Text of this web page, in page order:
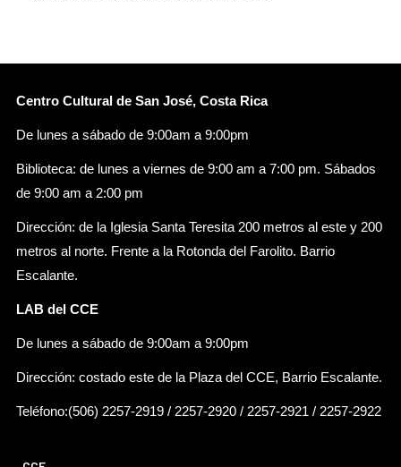
Centro Cultural de San José, Costa Rica
De lunes a sábado de 9:00am a 9:00pm
Biblioteca: de lunes a viernes de 9:00 am a 7:00 pm. Sábados
de 9:00 am a 2:00 pm
Dirección: de la Iglesia Santa Teresita 200 metros al este y 200
metros al norte. Frente a la Rotonda del Farolito. Barrio
Escalante.
LAB del CCE
De lunes a sábado de 9:00am a 9:00pm
Dirección: costado este de la Plaza del CCE, Barrio Escalante.
Teléfono:(506) 2257-2919 / 2257-2920 / 2257-2921 / 2257-2922